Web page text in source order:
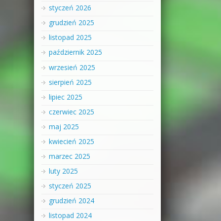
styczeń 2026
grudzień 2025
listopad 2025
październik 2025
wrzesień 2025
sierpień 2025
lipiec 2025
czerwiec 2025
maj 2025
kwiecień 2025
marzec 2025
luty 2025
styczeń 2025
grudzień 2024
listopad 2024